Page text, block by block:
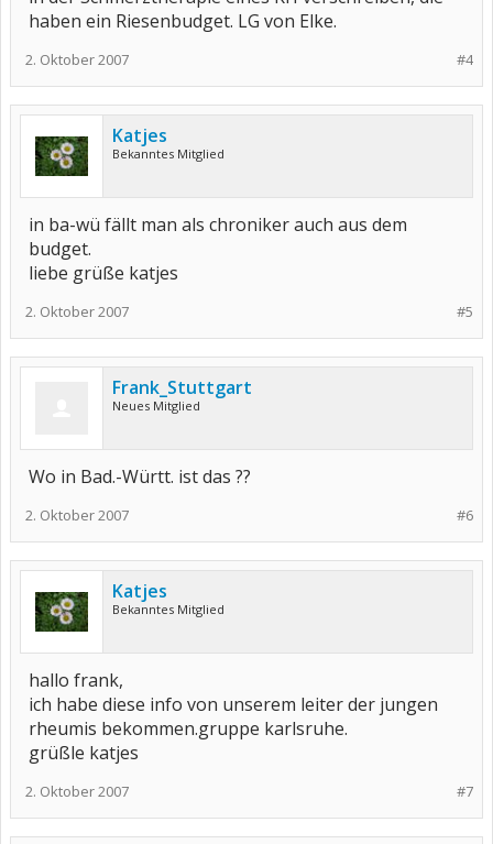
haben ein Riesenbudget. LG von Elke.
#4
2. Oktober 2007
Katjes
Bekanntes Mitglied
in ba-wü fällt man als chroniker auch aus dem
budget.
liebe grüße katjes
#5
2. Oktober 2007
Frank_Stuttgart
Neues Mitglied
Wo in Bad.-Württ. ist das ??
#6
2. Oktober 2007
Katjes
Bekanntes Mitglied
hallo frank,
ich habe diese info von unserem leiter der jungen
rheumis bekommen.gruppe karlsruhe.
grüßle katjes
#7
2. Oktober 2007